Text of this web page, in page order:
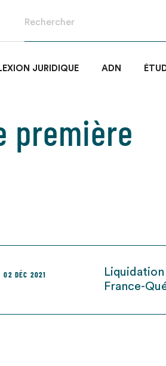
JURIDIQUE ADN
première
02 DÉC 2021
France-